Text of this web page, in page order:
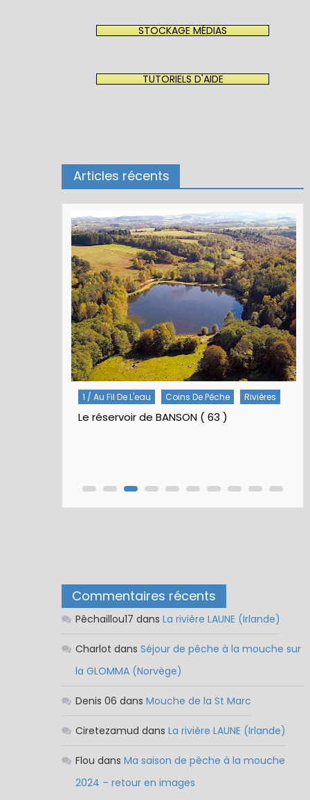
STOCKAGE MÉDIAS
TUTORIELS D'AIDE
Articles récents
5 / Fiches Montage Artificielles
Commentaires récents
Pêchaillou17 dans La rivière LAUNE (Irlande)
Charlot dans Séjour de pêche à la mouche sur
la GLOMMA (Norvège)
Denis 06 dans Mouche de la St Marc
Ciretezamud dans La rivière LAUNE (Irlande)
Flou dans Ma saison de pêche à la mouche
2024 – retour en images